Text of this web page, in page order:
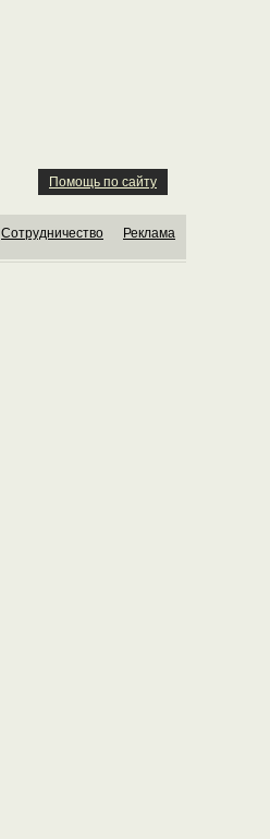
Помощь по сайту
Сотрудничество Реклама